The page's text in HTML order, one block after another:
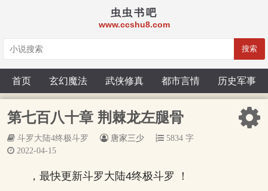
虫虫书吧
www.ccshu8.com
搜索
首页 玄幻魔法 武侠修真 都市言情 历史军事
第七百八十章 荆棘龙左腿骨
斗罗大陆4终极斗罗 唐家三少
5834 字
2022-04-15
，最快更新斗罗大陆4终极斗罗 ！